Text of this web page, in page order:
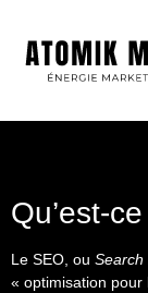
Qu’est-
Le SEO, ou Search
« optimisation pour